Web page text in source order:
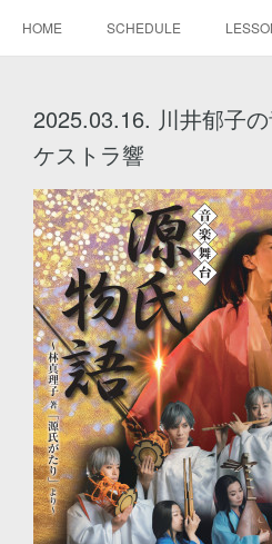
HOME SCHEDULE
2025.03.16. 川井郁子
ケストラ響